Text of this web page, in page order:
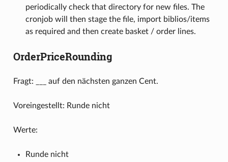
periodically check that directory for new files. The
cronjob will then stage the file, import biblios/items
as required and then create basket / order lines.
OrderPriceRounding
Fragt: ___ auf den nächsten ganzen Cent.
Voreingestellt: Runde nicht
Werte:
Runde nicht